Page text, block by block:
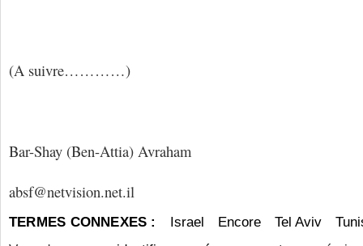
(A suivre…………)
Bar-Shay (Ben-Attia) Avraham
absf@netvision.net.il
TERMES CONNEXES : Israel Encore Tel Aviv